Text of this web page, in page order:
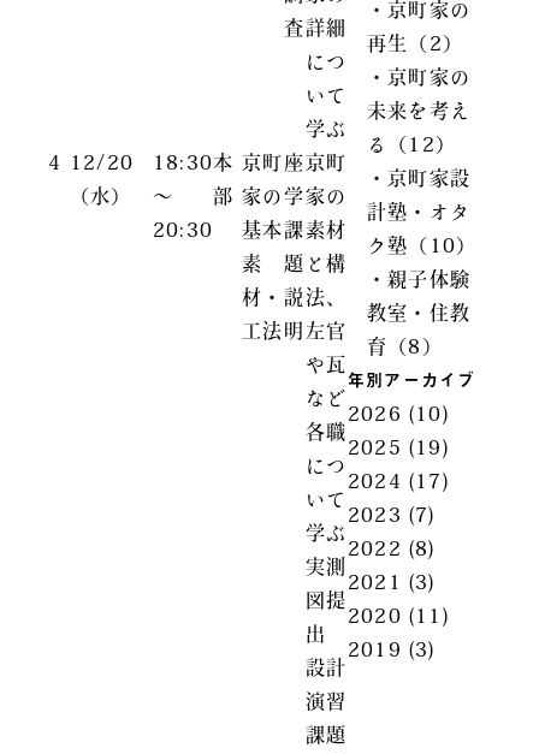
査詳細
につ
いて
学ぶ
4
12/20
（水）
18:30
～
20:30
本
部
京町
家の
基本
素
材・
工法
座
学
課
題
説
明
京町
家の
素材
と構
法、
左官
や瓦
など
各職
につ
いて
学ぶ
実測
図提
出
設計
演習
課題
・京町家の
再生（2）
・京町家の
未来を考え
る（12）
・京町家設
計塾・オタ
ク塾（10）
・親子体験
教室・住教
育（8）
年別アーカイブ
2026 (10)
2025 (19)
2024 (17)
2023 (7)
2022 (8)
2021
(3)
2020 (11)
2019 (3)